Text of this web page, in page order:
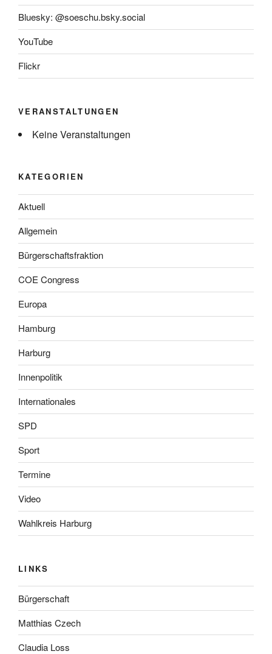
Bluesky: @soeschu.bsky.social
YouTube
Flickr
VERANSTALTUNGEN
Keine Veranstaltungen
KATEGORIEN
Aktuell
Allgemein
Bürgerschaftsfraktion
COE Congress
Europa
Hamburg
Harburg
Innenpolitik
Internationales
SPD
Sport
Termine
Video
Wahlkreis Harburg
LINKS
Bürgerschaft
Matthias Czech
Claudia Loss